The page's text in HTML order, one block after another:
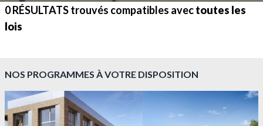
0 RÉSULTATStrouvés compatibles avectoutes les
lois
NOS PROGRAMMES À VOTRE DISPOSITION